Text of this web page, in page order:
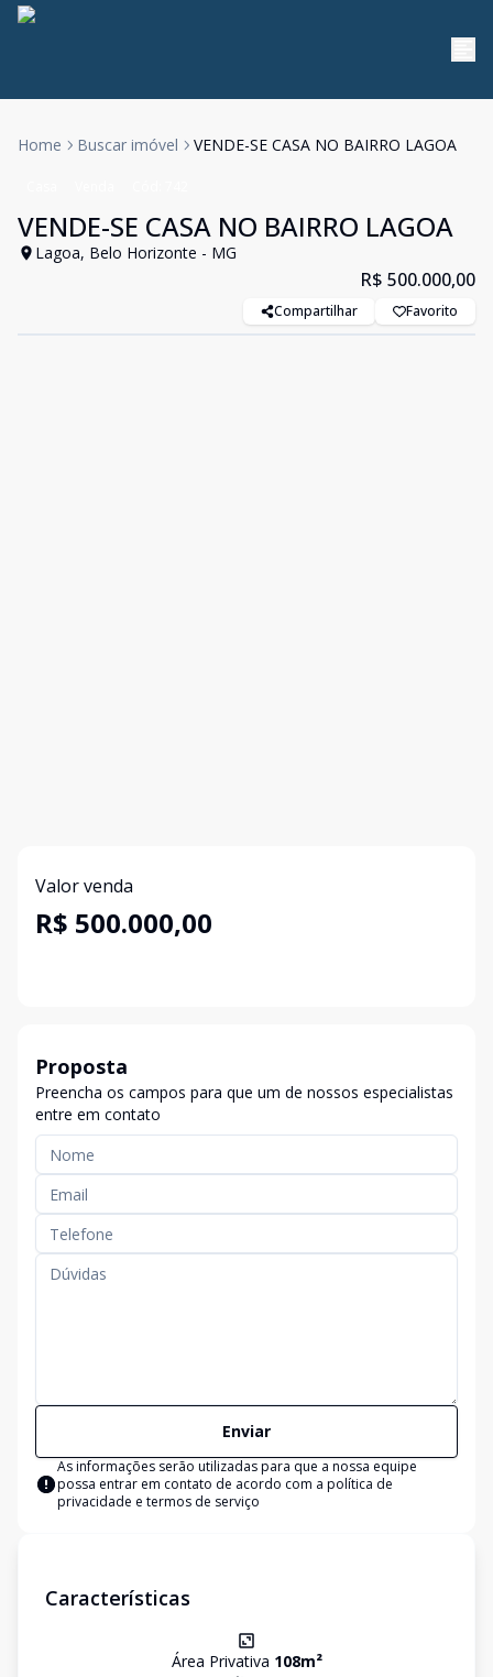
Home Buscar imóvel VENDE-SE CASA NO BAIRRO LAGOA
VENDE-SE CASA NO BAIRRO LAGOA
Lagoa, Belo Horizonte - MG
R$ 500.000,00
Compartilhar Favorito
Valor venda
R$ 500.000,00
Proposta
Preencha os campos para que um de nossos especialistas
entre em contato
Enviar
As informações serão utilizadas para que a nossa equipe
possa entrar em contato de acordo com a política de
privacidade e termos de serviço
Características
Área Privativa 108m²